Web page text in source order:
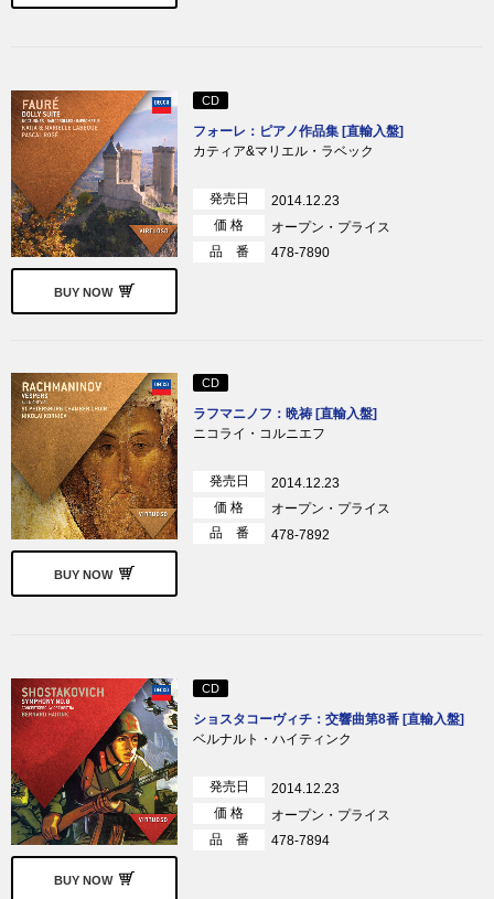
BUY NOW
CD
フォーレ：ピアノ作品集 [直輸入盤]
カティア&マリエル・ラベック
発売日
2014.12.23
価 格
オープン・プライス
品 番
478-7890
BUY NOW
CD
ラフマニノフ：晩祷 [直輸入盤]
ニコライ・コルニエフ
発売日
2014.12.23
価 格
オープン・プライス
品 番
478-7892
BUY NOW
CD
ショスタコーヴィチ：交響曲第8番 [直輸入盤]
ベルナルト・ハイティンク
発売日
2014.12.23
価 格
オープン・プライス
品 番
478-7894